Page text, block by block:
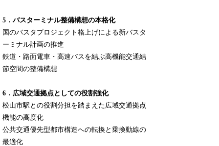
5．バスターミナル整備構想の本格化
国のバスタプロジェクト格上げによる新バスタ
ーミナル計画の推進
鉄道・路面電車・高速バスを結ぶ高機能交通結
節空間の整備構想
6．広域交通拠点としての役割強化
松山市駅との役割分担を踏まえた広域交通拠点
機能の高度化
公共交通優先型都市構造への転換と乗換動線の
最適化